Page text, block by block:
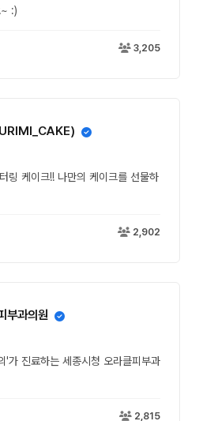
~ :)
3,205
링 케이크!! 나만의 케이크를 선물하
2,902
부과의원
'가 진료하는 세종시청 오라클피부과
2,815